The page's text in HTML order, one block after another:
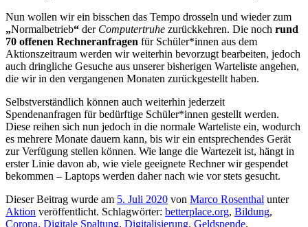
Nun wollen wir ein bisschen das Tempo drosseln und wieder zum
„Normalbetrieb“ der Computertruhe zurückkehren. Die noch rund
70 offenen Rechneranfragen für Schüler*innen aus dem
Aktionszeitraum werden wir weiterhin bevorzugt bearbeiten, jedoch
auch dringliche Gesuche aus unserer bisherigen Warteliste angehen,
die wir in den vergangenen Monaten zurückgestellt haben.
Selbstverständlich können auch weiterhin jederzeit
Spendenanfragen für bedürftige Schüler*innen gestellt werden.
Diese reihen sich nun jedoch in die normale Warteliste ein, wodurch
es mehrere Monate dauern kann, bis wir ein entsprechendes Gerät
zur Verfügung stellen können. Wie lange die Wartezeit ist, hängt in
erster Linie davon ab, wie viele geeignete Rechner wir gespendet
bekommen – Laptops werden daher nach wie vor stets gesucht.
Dieser Beitrag wurde am 5. Juli 2020 von Marco Rosenthal unter
Aktion veröffentlicht. Schlagwörter: betterplace.org, Bildung,
Corona, Digitale Spaltung, Digitalisierung, Geldspende,